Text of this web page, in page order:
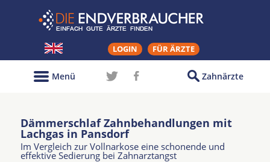
LOGIN FÜR ÄRZTE
Zahnärzte
Menü
Dämmerschlaf Zahnbehandlungen mit
Lachgas in Pansdorf
Im Vergleich zur Vollnarkose eine schonende und
effektive Sedierung bei Zahnarztangst